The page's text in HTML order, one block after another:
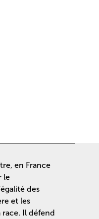
en France
le
des
et les
race. Il défend